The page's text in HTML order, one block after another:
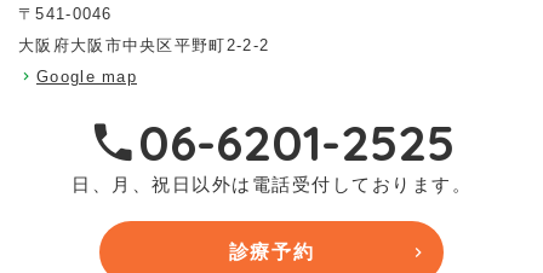
〒541-0046
大阪府大阪市中央区平野町2-2-2
Google map
06-6201-2525
日、月、祝日以外は電話受付しております。
診療予約